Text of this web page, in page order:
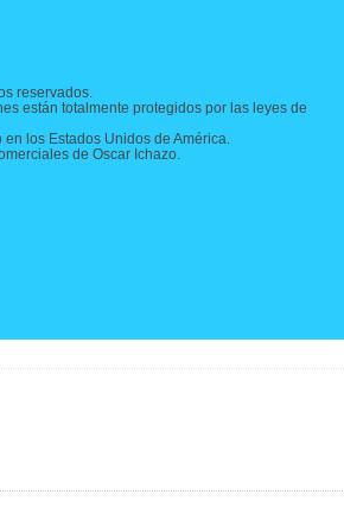
reservados.
están totalmente protegidos por las leyes de
los Estados Unidos de América.
de Oscar Ichazo.